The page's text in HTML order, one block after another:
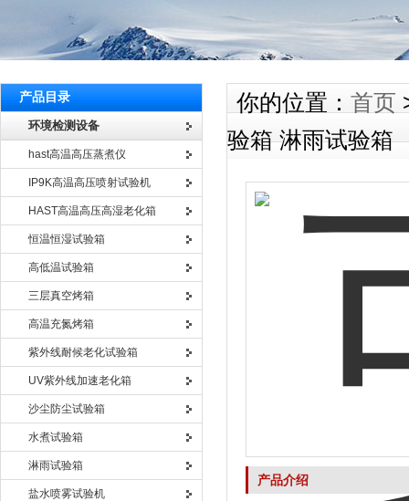
产品目录
环境检测设备
hast高温高压蒸煮仪
IP9K高温高压喷射试验机
HAST高温高压高湿老化箱
恒温恒湿试验箱
高低温试验箱
三层真空烤箱
高温充氮烤箱
紫外线耐候老化试验箱
UV紫外线加速老化箱
沙尘防尘试验箱
水煮试验箱
淋雨试验箱
盐水喷雾试验机
你的位置： 首页
验箱 淋雨试验箱
产品介绍